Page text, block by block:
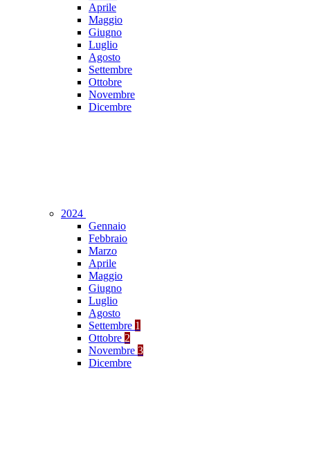
Aprile
Maggio
Giugno
Luglio
Agosto
Settembre
Ottobre
Novembre
Dicembre
2024
Gennaio
Febbraio
Marzo
Aprile
Maggio
Giugno
Luglio
Agosto
Settembre 1
Ottobre 2
Novembre 3
Dicembre